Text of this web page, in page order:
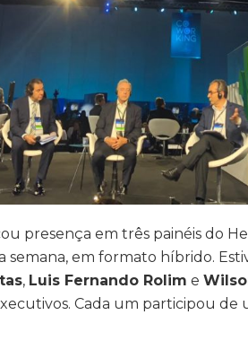
presença em três painéis do
semana, em formato híbrido.
, Luis Fernando Rolim e
Cada um participou de